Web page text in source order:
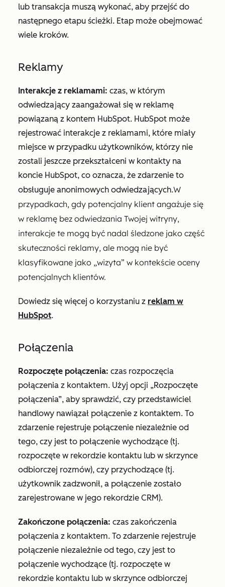
lub transakcja muszą wykonać, aby przejść do
następnego etapu ścieżki. Etap może obejmować
wiele kroków.
Reklamy
Interakcje z reklamami: czas, w którym
odwiedzający zaangażował się w reklamę
powiązaną z kontem HubSpot. HubSpot może
rejestrować interakcje z reklamami, które miały
miejsce w przypadku użytkowników, którzy nie
zostali jeszcze przekształceni w kontakty na
koncie HubSpot, co oznacza, że zdarzenie to
obsługuje anonimowych odwiedzających.W
przypadkach, gdy potencjalny klient angażuje się
w reklamę bez odwiedzania Twojej witryny,
interakcje te mogą być nadal śledzone jako część
skuteczności reklamy, ale mogą nie być
klasyfikowane jako „wizyta” w kontekście oceny
potencjalnych klientów.
Dowiedz się więcej o korzystaniu z reklam w
HubSpot.
Połączenia
Rozpoczęte połączenia: czas rozpoczęcia
połączenia z kontaktem. Użyj opcji „Rozpoczęte
połączenia”, aby sprawdzić, czy przedstawiciel
handlowy nawiązał połączenie z kontaktem. To
zdarzenie rejestruje połączenie niezależnie od
tego, czy jest to połączenie wychodzące (tj.
rozpoczęte w rekordzie kontaktu lub w skrzynce
odbiorczej rozmów), czy przychodzące (tj.
użytkownik zadzwonił, a połączenie zostało
zarejestrowane w jego rekordzie CRM).
Zakończone połączenia: czas zakończenia
połączenia z kontaktem. To zdarzenie rejestruje
połączenie niezależnie od tego, czy jest to
połączenie wychodzące (tj. rozpoczęte w
rekordzie kontaktu lub w skrzynce odbiorczej